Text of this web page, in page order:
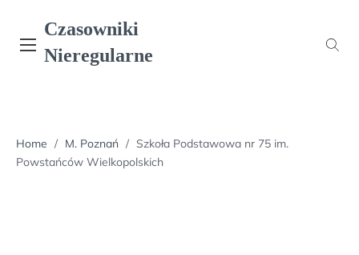
content
Czasowniki
Nieregularne
Home / M. Poznań / Szkoła Podstawowa nr 75 im.
Powstańców Wielkopolskich